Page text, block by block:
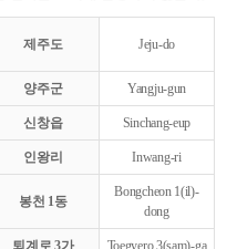
제주도 Jeju-do
양주군 Yangju-gun
신창읍 Sinchang-eup
인왕리 Inwang-ri
봉천 1동
Bongcheon 1(il)-
dong
퇴계로 3가 Toegyero 3(sam)-ga